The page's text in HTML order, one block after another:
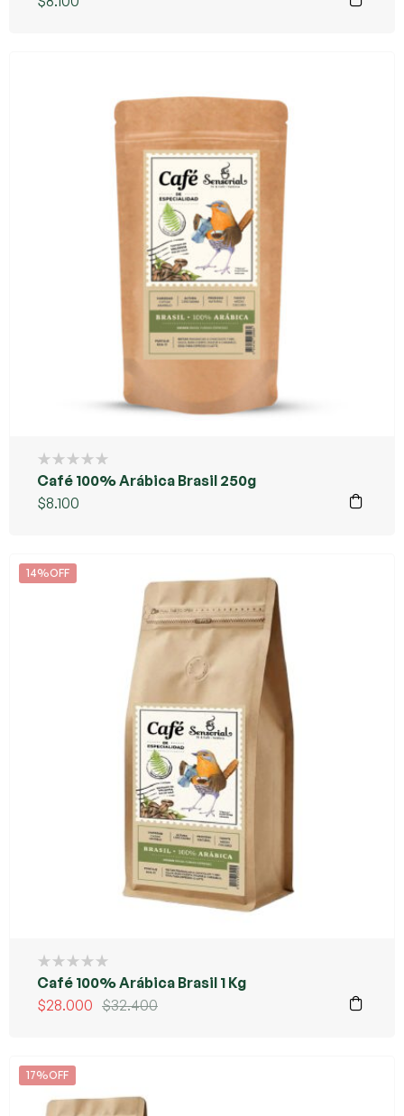
Café 100% Arábica Brasil 250g
$8.100
14%OFF
Café 100% Arábica Brasil 1 Kg
$32.400
$28.000
17%OFF